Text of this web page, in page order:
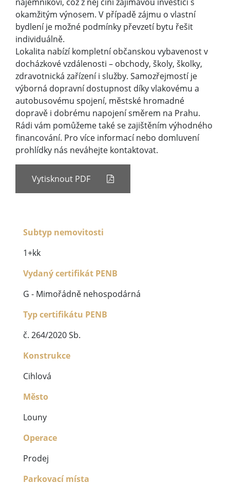
okamžitým výnosem. V případě zájmu o vlastní
bydlení je možné podmínky převzetí bytu řešit
individuálně.
Lokalita nabízí kompletní občanskou vybavenost v
docházkové vzdálenosti – obchody, školy, školky,
zdravotnická zařízení i služby. Samozřejmostí je
výborná dopravní dostupnost díky vlakovému a
autobusovému spojení, městské hromadné
dopravě i dobrému napojení směrem na Prahu.
Rádi vám pomůžeme také se zajištěním výhodného
financování. Pro více informací nebo domluvení
prohlídky nás neváhejte kontaktovat.
Vytisknout PDF
Subtyp nemovitosti
1+kk
Vydaný certifikát PENB
G - Mimořádně nehospodárná
Typ certifikátu PENB
č. 264/2020 Sb.
Konstrukce
Cihlová
Město
Louny
Operace
Prodej
Parkovací místa